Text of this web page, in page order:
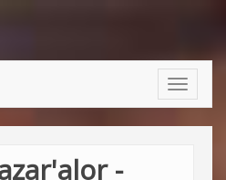
Toggle
-